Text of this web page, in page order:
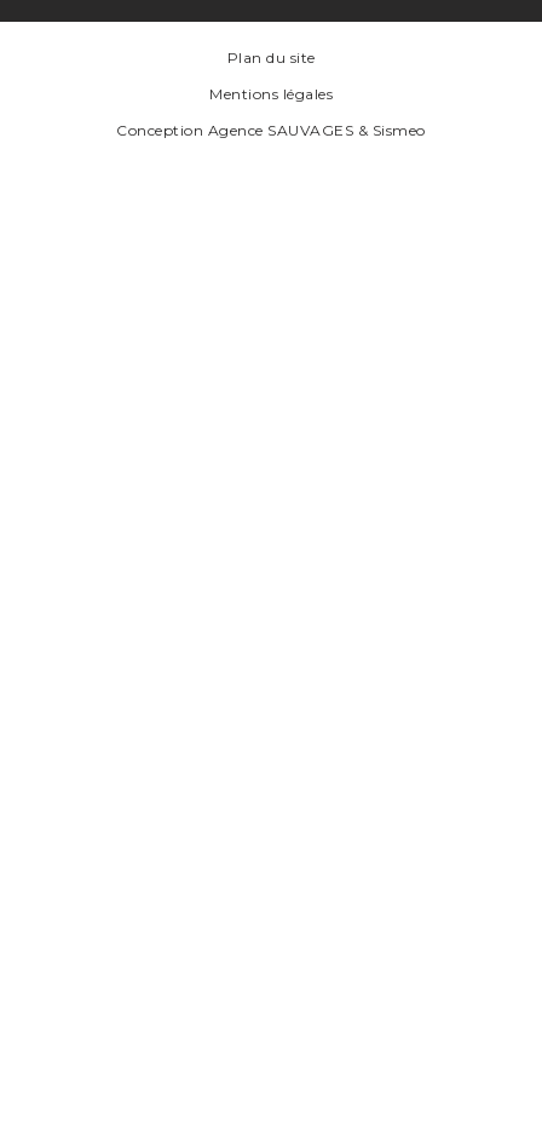
Plan du site
Mentions légales
Conception Agence SAUVAGES & Sismeo